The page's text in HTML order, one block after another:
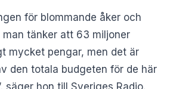
för blommande åker och
tänker att 63 miljoner
mycket pengar, men det är
den totala budgeten för de här